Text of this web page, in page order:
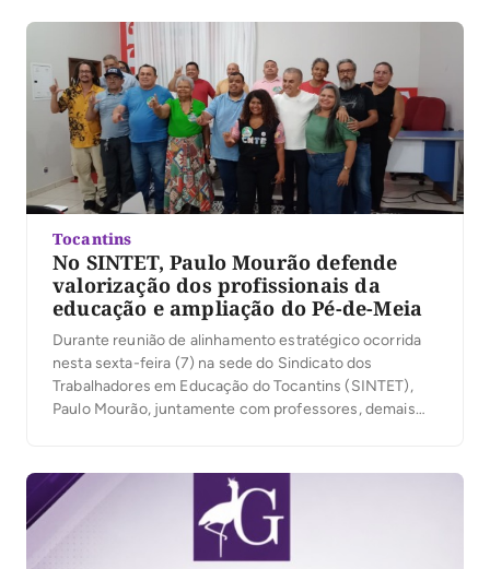
e Maranhão, realizado neste sábado (8), na […]
Tocantins
No SINTET, Paulo Mourão defende
valorização dos profissionais da
educação e ampliação do Pé-de-Meia
Durante reunião de alinhamento estratégico ocorrida
nesta sexta-feira (7) na sede do Sindicato dos
Trabalhadores em Educação do Tocantins (SINTET),
Paulo Mourão, juntamente com professores, demais
candidaturas que apoiam o governo Lula e melhorias na
educação. Paulo Mourão exaltou a história de Lula, […]